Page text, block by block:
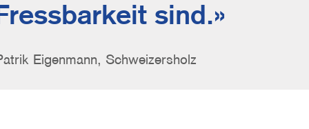
sind.
Eigenmann, Schweizersholz